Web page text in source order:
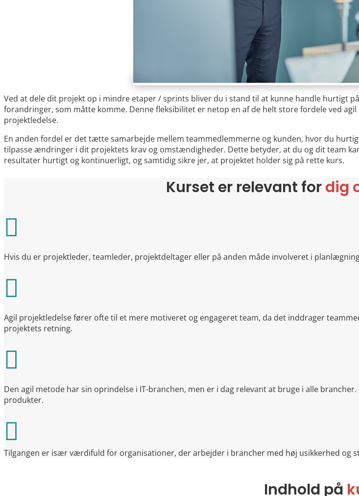
Ved at dele dit projekt op i mindre etaper / sprints bliver du i stand til at kunne handle hurtigt
forandringer, som måtte komme. Denne fleksibilitet er netop en af de helt store fordele ved agil
projektledelse.
En anden fordel er det tætte samarbejde mellem teammedlemmerne og kunden, hvor du
tilpasse ændringer i dit projektets krav og omstændigheder. Dette betyder, at du og dit team
resultater hurtigt og kontinuerligt, og samtidig sikre jer, at projektet holder sig på rette kurs.
Kurset er relevant fordig

Hvis du er projektleder, teamleder, projektdeltager eller på anden måde involveret i

Agil projektledelse fører ofte til et mere motiveret og engageret team, da det inddrager
projektets retning.

Den agil metode har sin oprindelse i IT-branchen, men er i dag relevant at bruge i alle
produkter.

Tilgangen er især værdifuld for organisationer, der arbejder i brancher med høj usikkerhed og
Indhold på